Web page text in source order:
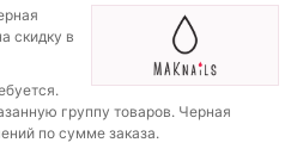
скидку в
группу товаров. Черная
по сумме заказа.